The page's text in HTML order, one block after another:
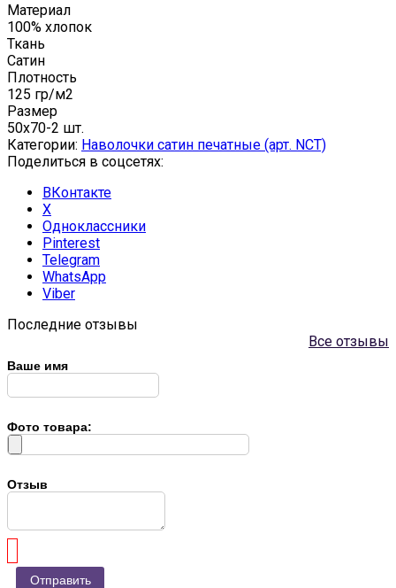
Материал
100% хлопок
Ткань
Сатин
Плотность
125 гр/м2
Размер
50x70-2 шт.
Категории: Наволочки сатин печатные (арт. NCT)
Поделиться в соцсетях:
ВКонтакте
X
Одноклассники
Pinterest
Telegram
WhatsApp
Viber
Последние отзывы
Все отзывы
Ваше имя
Фото товара:
Отзыв